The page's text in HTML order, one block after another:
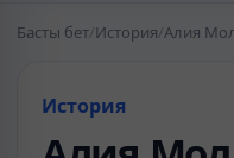
Басты бет/История/Алия
История